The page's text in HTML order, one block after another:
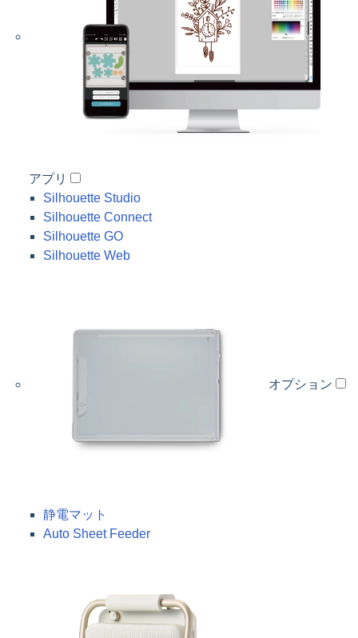
アプリ
Silhouette Studio
Silhouette Connect
Silhouette GO
Silhouette Web
オプション
静電マット
Auto Sheet Feeder